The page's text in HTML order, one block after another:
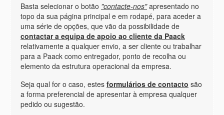
Basta selecionar o botão "contacte-nos"apresentado no
topo da sua página principal e em rodapé, para aceder a
uma série de opções, que vão da possibilidade de
contactar a equipa de apoio ao cliente da Paack
relativamente a qualquer envio, a ser cliente ou trabalhar
para a Paack como entregador, ponto de recolha ou
elemento da estrutura operacional da empresa.
Seja qual for o caso, estes formulários de contacto são
a forma preferencial de apresentar à empresa qualquer
pedido ou sugestão.